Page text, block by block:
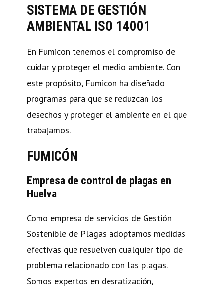
SISTEMA DE GESTIÓN
AMBIENTAL ISO 14001
En Fumicon tenemos el compromiso de
cuidar y proteger el medio ambiente. Con
este propósito, Fumicon ha diseñado
programas para que se reduzcan los
desechos y proteger el ambiente en el que
trabajamos.
FUMICÓN
Empresa de control de plagas en
Huelva
Como empresa de servicios de Gestión
Sostenible de Plagas adoptamos medidas
efectivas que resuelven cualquier tipo de
problema relacionado con las plagas.
Somos expertos en desratización,